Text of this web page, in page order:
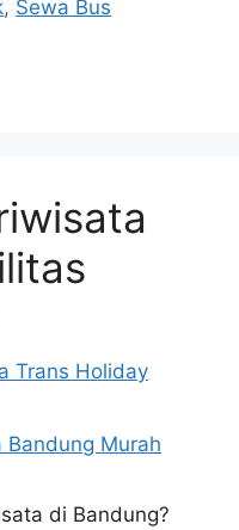
, Sewa Bus
Trans Holiday
di Bandung?